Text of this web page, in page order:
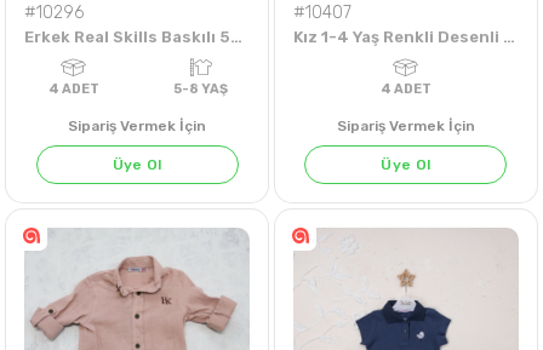
#10296
Erkek Real Skills Baskılı 5-8 Yaş Takım
4 5-8 YAŞ
Sipariş Vermek İçin
Üye Ol
#10407
Kız 1-4 Yaş Renkli Desenli Elbise
4 ADET
Sipariş Vermek İçin
Üye Ol